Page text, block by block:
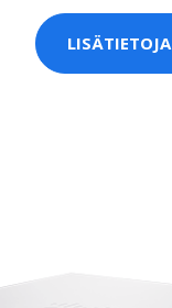
LISÄTIETOJA